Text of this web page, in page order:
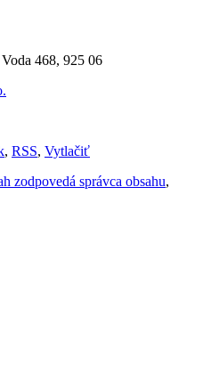
468, 925 06
, RSS, Vytlačiť
zodpovedá správca obsahu,